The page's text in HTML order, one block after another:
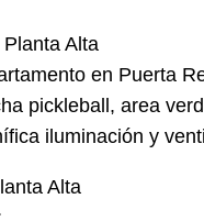
Alta
en Puerta
pickleball, area
iluminación y
Alta